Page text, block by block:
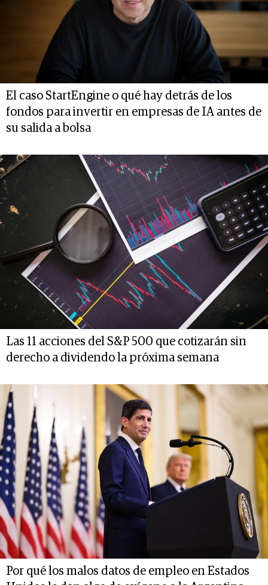
El caso StartEngine o qué hay detrás de los
fondos para invertir en empresas de IA antes de
su salida a bolsa
Las 11 acciones del S&P 500 que cotizarán sin
derecho a dividendo la próxima semana
Por qué los malos datos de empleo en Estados